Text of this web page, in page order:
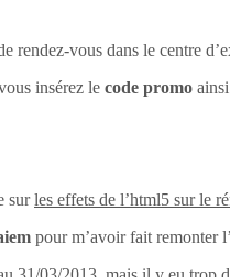
rendez-vous dans le centre
insérez le code promo
surles effets de l’html5 sur le
pour m’avoir fait remonter